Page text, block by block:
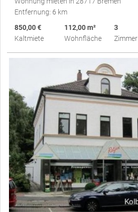
Entfernung: 6 km
850,00 €
Kaltmiete
112,00 m²
Wohnfläche
3
Zimmer